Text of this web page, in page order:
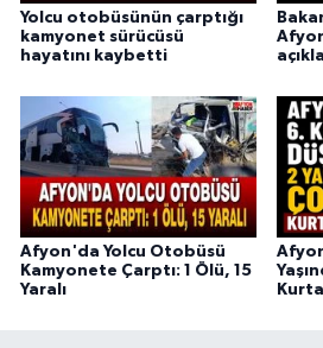
Yolcu otobüsünün çarptığı
kamyonet sürücüsü
hayatını kaybetti
Afyon'da Yolcu Otobüsü
Kamyonete Çarptı: 1 Ölü, 15
Yaralı